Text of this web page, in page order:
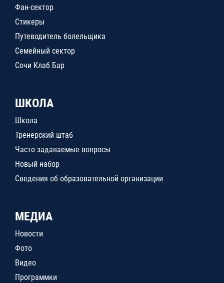
Фан-сектор
Стикеры
Путеводитель болельщика
Семейный сектор
Сочи Клаб Бар
ШКОЛА
Школа
Тренерский штаб
Часто задаваемые вопросы
Новый набор
Сведения об образовательной организации
МЕДИА
Новости
Фото
Видео
Программки